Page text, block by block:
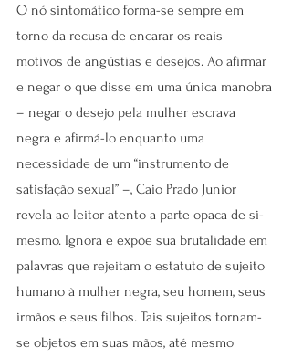
O nó sintomático forma-se sempre em
torno da recusa de encarar os reais
motivos de angústias e desejos. Ao afirmar
e negar o que disse em uma única manobra
– negar o desejo pela mulher escrava
negra e afirmá-lo enquanto uma
necessidade de um “instrumento de
satisfação sexual” –, Caio Prado Junior
revela ao leitor atento a parte opaca de si-
mesmo. Ignora e expõe sua brutalidade em
palavras que rejeitam o estatuto de sujeito
humano à mulher negra, seu homem, seus
irmãos e seus filhos. Tais sujeitos tornam-
se objetos em suas mãos, até mesmo